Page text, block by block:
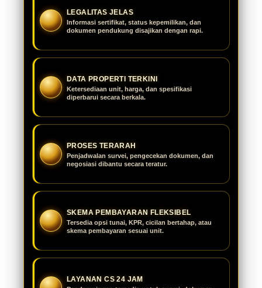
LEGALITAS JELAS
Informasi sertifikat, status kepemilikan, dan
dokumen pendukung disajikan dengan rapi.
DATA PROPERTI TERKINI
Ketersediaan unit, harga, dan spesifikasi
diperbarui secara berkala.
PROSES TERARAH
Penjadwalan survei, pengecekan dokumen, dan
negosiasi dibantu secara teratur.
SKEMA PEMBAYARAN FLEKSIBEL
Tersedia opsi tunai, KPR, cicilan bertahap, atau
skema pembayaran sesuai unit.
LAYANAN CS 24 JAM